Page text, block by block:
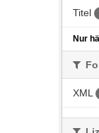
Titel
Nur
XML